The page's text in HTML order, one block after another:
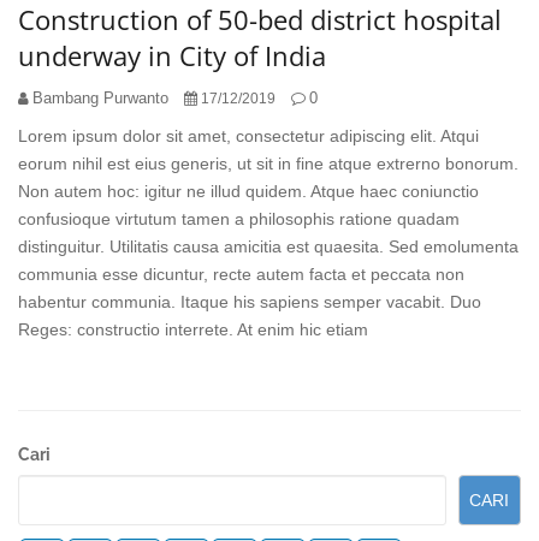
Construction of 50-bed district hospital
underway in City of India
Bambang Purwanto 17/12/2019 0
Lorem ipsum dolor sit amet, consectetur adipiscing elit. Atqui
eorum nihil est eius generis, ut sit in fine atque extrerno bonorum.
Non autem hoc: igitur ne illud quidem. Atque haec coniunctio
confusioque virtutum tamen a philosophis ratione quadam
distinguitur. Utilitatis causa amicitia est quaesita. Sed emolumenta
communia esse dicuntur, recte autem facta et peccata non
habentur communia. Itaque his sapiens semper vacabit. Duo
Reges: constructio interrete. At enim hic etiam
Sidebar
Cari
CARI